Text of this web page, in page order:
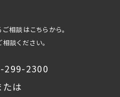
相談はこちらから。
談ください。
299-2300
たは